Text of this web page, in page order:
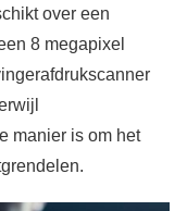
over een
8 megapixel
manier is om het